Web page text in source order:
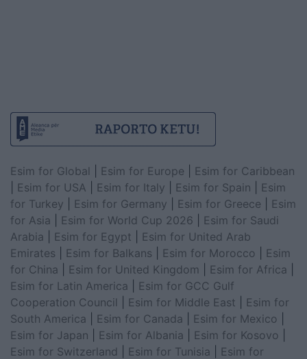
Esim for Global Esim for Europe
Esim for Caribbean
Esim for USA Esim for Italy Esim for Spain
Esim
for Turkey
Esim for Germany Esim for Greece
Esim
for Asia
Esim for World Cup 2026
Esim for Saudi
Arabia
Esim for Egypt
Esim for United Arab
Emirates
Esim for Balkans Esim for Morocco
Esim
for China
Esim for United Kingdom Esim for Africa
Esim for Latin America
Esim for GCC Gulf
Cooperation Council
Esim for Middle East
Esim for
South America
Esim for Canada Esim for Mexico
Esim for Japan
Esim for Albania Esim for Kosovo
Esim for Switzerland
Esim for Tunisia
Esim for